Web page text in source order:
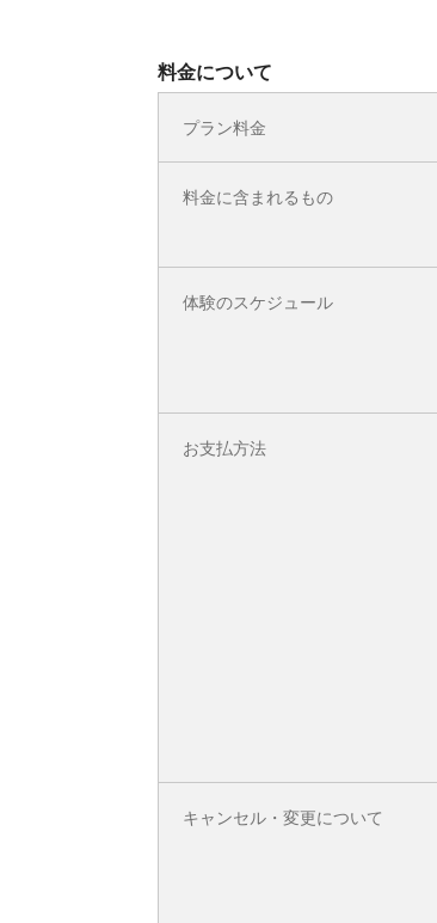
料金について
プラン料金
料金に含まれるもの
体験のスケジュール
お支払方法
キャンセル・変更について